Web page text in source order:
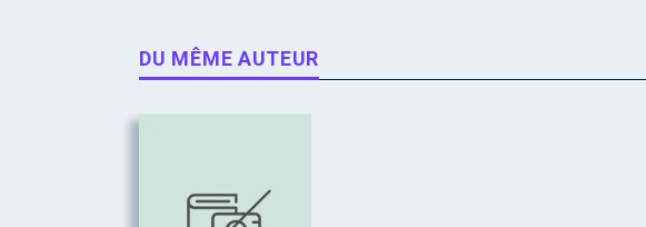
DU MÊME AUTEUR